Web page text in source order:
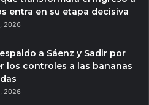
entra en su etapa decisiva
2026
a Sáenz y Sadir por
los controles a las bananas
2026